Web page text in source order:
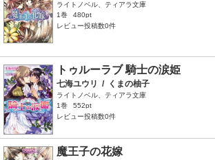
ライトノベル、ティアラ文庫
1巻
480pt
レビュー投稿数0件
トゥルーラブ 騎士の涙姫
七海ユウリ / くまの柚子
ライトノベル、ティアラ文庫
1巻
552pt
レビュー投稿数0件
魔王子の花嫁